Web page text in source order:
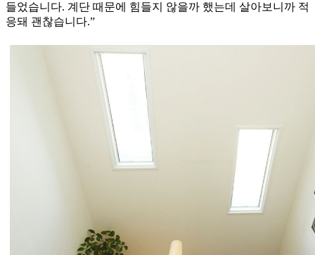
들었습니다. 계단 때문에 힘들지 않을까 했는데 살아보니까 적
응돼 괜찮습니다.”